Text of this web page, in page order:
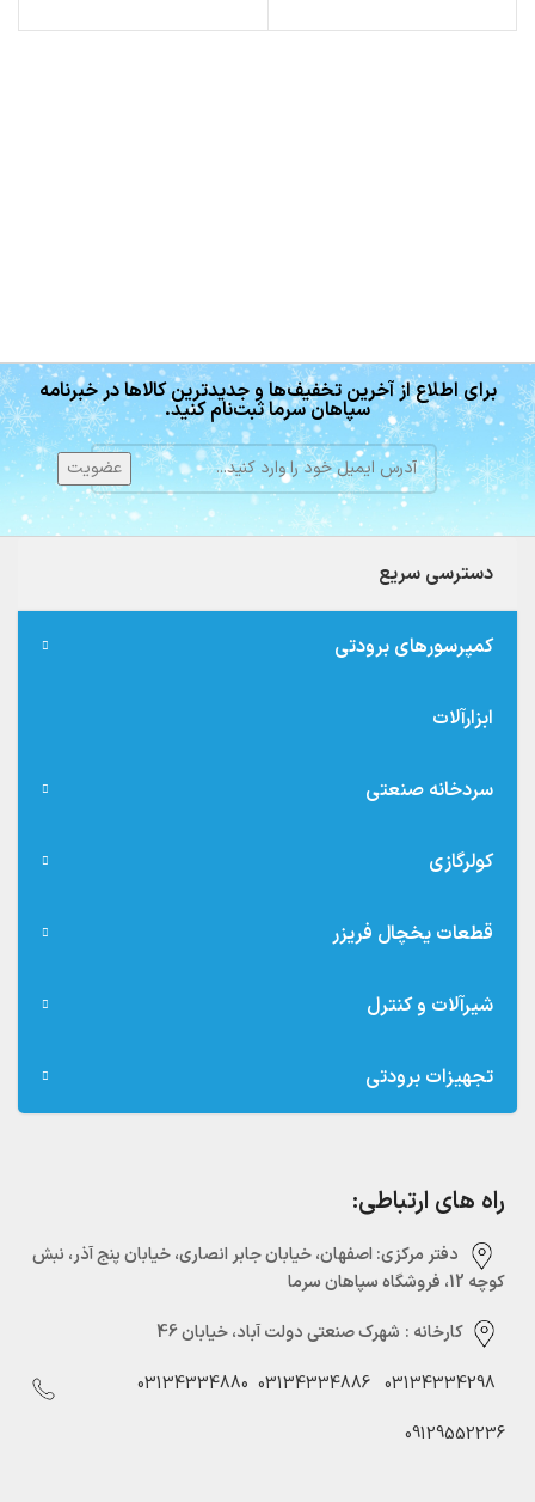
برای اطلاع از آخرین تخفیف‌ها و جدیدترین کالاها در خبرنامه
سپاهان سرما ثبت‌نام کنید.
دسترسی سریع
کمپرسورهای برودتی
ابزارآلات
سردخانه صنعتی
کولرگازی
قطعات یخچال فریزر
شیرآلات و کنترل
تجهیزات برودتی
راه های ارتباطی:
دفتر مرکزی:‌ اصفهان، خیابان جابر انصاری، خیابان پنج آذر، نبش
کوچه 12، فروشگاه سپاهان سرما
کارخانه : شهرک صنعتی دولت آباد، خیابان 46
03134334298
03134334886
03134334880
09129552236